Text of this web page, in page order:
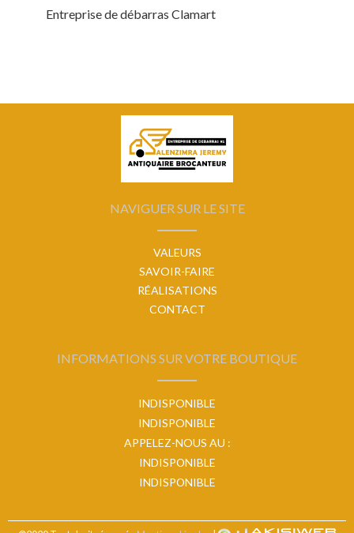
Entreprise de débarras Clamart
NAVIGUER SUR LE SITE
VALEURS
SAVOIR-FAIRE
RÉALISATIONS
CONTACT
INFORMATIONS SUR VOTRE BOUTIQUE
INDISPONIBLE
INDISPONIBLE
APPELEZ-NOUS AU :
INDISPONIBLE
INDISPONIBLE